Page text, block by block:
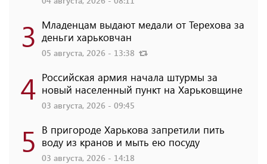
3 Младенцам выдают медали от Терехова за
деньги харьковчан
05 августа, 2026 - 13:38
4 Российская армия начала штурмы за
новый населенный пункт на Харьковщине
03 августа, 2026 - 09:45
5 В пригороде Харькова запретили пить
воду из кранов и мыть ею посуду
03 августа, 2026 - 14:18